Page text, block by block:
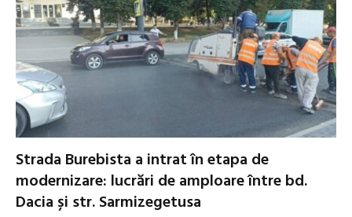
Strada Burebista a intrat în etapa de
modernizare: lucrări de amploare între bd.
Dacia și str. Sarmizegetusa